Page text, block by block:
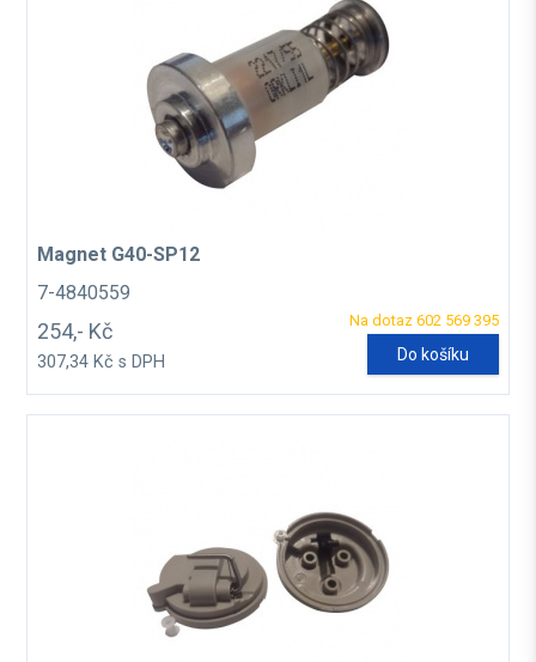
Magnet G40-SP12
7-4840559
Na dotaz 602 569 395
254,- Kč
307,34 Kč s DPH Do košíku